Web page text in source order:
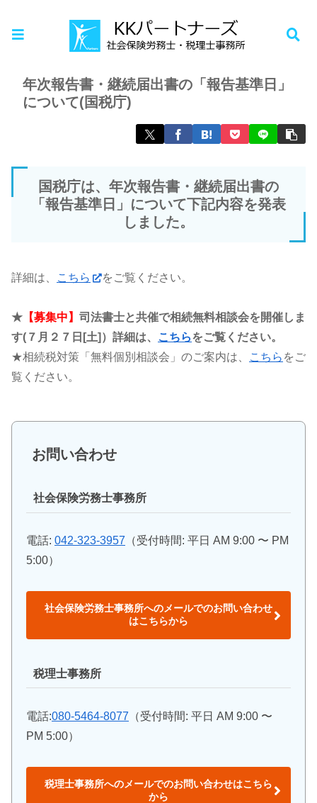
お知らせ
年次報告書・継続届出書の「報告基準日」
について(国税庁)
国税庁は、年次報告書・継続届出書の
「報告基準日」について下記内容を発表
しました。
詳細は、 こちら をご覧ください。
★ 【募集中】 司法書士と共催で相続無料相談会を開催しま
す(７月２７日[土]）詳細は、
こちらをご覧ください。
★相続税対策「無料個別相談会」のご案内は、
こちら をご
覧ください。
お問い合わせ
社会保険労務士事務所
電話: 042-323-3957 （受付時間: 平日 AM 9:00 〜 PM
5:00）
社会保険労務士事務所へのメールでのお問い合わせ
はこちらから
税理士事務所
電話:080-5464-8077 （受付時間: 平日 AM 9:00 〜
PM 5:00）
税理士事務所へのメールでのお問い合わせはこちら
から